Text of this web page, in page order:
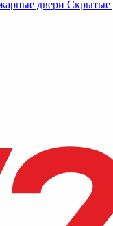
двери Скрытые